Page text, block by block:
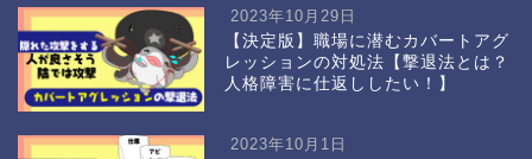
2023年10月29日
【決定版】職場に潜むカバートアグ
レッションの対処法【撃退法とは？
人格障害に仕返ししたい！】
2023年10月1日